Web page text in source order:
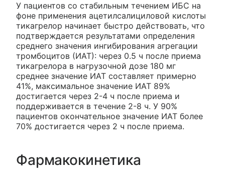
У пациентов со стабильным течением ИБС на
фоне применения ацетилсалициловой кислоты
тикагрелор начинает быстро действовать, что
подтверждается результатами определения
среднего значения ингибирования агрегации
тромбоцитов (ИАТ): через 0.5 ч после приема
тикагрелора в нагрузочной дозе 180 мг
среднее значение ИАТ составляет примерно
41%, максимальное значение ИАТ 89%
достигается через 2-4 ч после приема и
поддерживается в течение 2-8 ч. У 90%
пациентов окончательное значение ИАТ более
70% достигается через 2 ч после приема.
Фармакокинетика